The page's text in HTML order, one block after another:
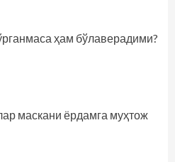
ҳам бўлаверадими?
маскани ёрдамга муҳтож